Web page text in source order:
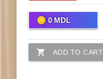
0 MDL
shopping_cart ADD TO CART